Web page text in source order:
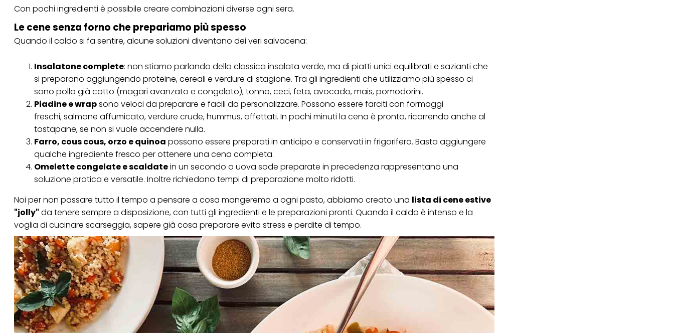
Con pochi ingredienti è possibile creare combinazioni diverse ogni sera.
Le cene senza forno che prepariamo più spesso
Quando il caldo si fa sentire, alcune soluzioni diventano dei veri salvacena:
Insalatone complete: non stiamo parlando della classica insalata verde, ma di piatti unici equilibrati e sazianti che
si preparano aggiungendo proteine, cereali e verdure di stagione. Tra gli ingredienti che utilizziamo più spesso ci
sono pollo già cotto (magari avanzato e congelato), tonno, ceci, feta, avocado, mais, pomodorini.
Piadine e wrapsono veloci da preparare e facili da personalizzare. Possono essere farciti con formaggi
freschi, salmone affumicato, verdure crude, hummus, affettati. In pochi minuti la cena è pronta, ricorrendo anche al
tostapane, se non si vuole accendere nulla.
Farro, cous cous, orzo e quinoa possono essere preparati in anticipo e conservati in frigorifero. Basta aggiungere
qualche ingrediente fresco per ottenere una cena completa.
Omelette congelate e scaldatein un secondo o uova sode preparate in precedenza rappresentano una
soluzione pratica e versatile. Inoltre richiedono tempi di preparazione molto ridotti.
Noi per non passare tutto il tempo a pensare a cosa mangeremo a ogni pasto, abbiamo creato una lista di cene estive
"jolly" da tenere sempre a disposizione, con tutti gli ingredienti e le preparazioni pronti. Quando il caldo è intenso e la
voglia di cucinare scarseggia, sapere già cosa preparare evita stress e perdite di tempo.